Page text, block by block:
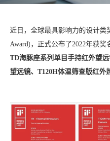
近日，全球最具影响力的设计类
Award)，正式公布了2022年获
TD海豚座系列单目手持红外望
望远镜、T120H体温筛查版红外